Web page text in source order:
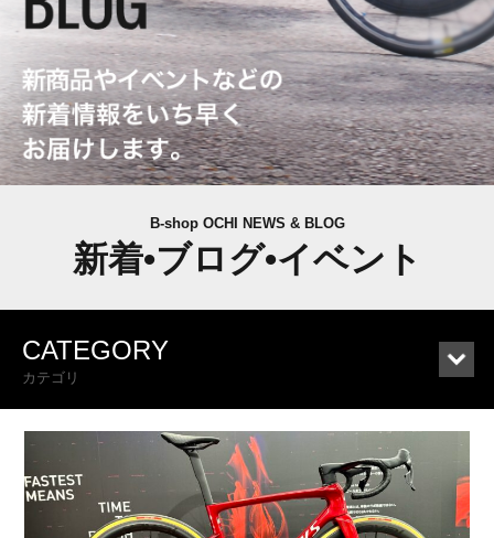
B-shop OCHI NEWS & BLOG
新着•ブログ•イベント
CATEGORY
カテゴリ